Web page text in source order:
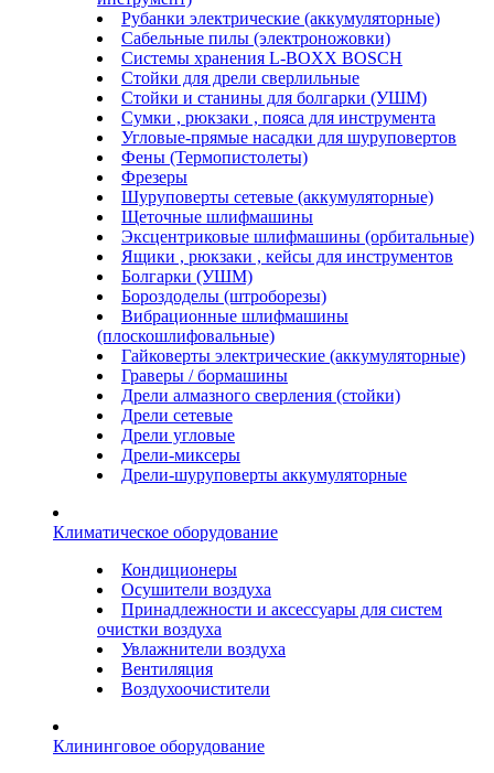
Рубанки электрические (аккумуляторные)
Сабельные пилы (электроножовки)
Системы хранения L-BOXX BOSCH
Стойки для дрели сверлильные
Стойки и станины для болгарки (УШМ)
Сумки , рюкзаки , пояса для инструмента
Угловые-прямые насадки для шуруповертов
Фены (Термопистолеты)
Фрезеры
Шуруповерты сетевые (аккумуляторные)
Щеточные шлифмашины
Эксцентриковые шлифмашины (орбитальные)
Ящики , рюкзаки , кейсы для инструментов
Болгарки (УШМ)
Бороздоделы (штроборезы)
Вибрационные шлифмашины
(плоскошлифовальные)
Гайковерты электрические (аккумуляторные)
Граверы / бормашины
Дрели алмазного сверления (стойки)
Дрели сетевые
Дрели угловые
Дрели-миксеры
Дрели-шуруповерты аккумуляторные
Климатическое оборудование
Кондиционеры
Осушители воздуха
Принадлежности и аксессуары для систем
очистки воздуха
Увлажнители воздуха
Вентиляция
Воздухоочистители
Клининговое оборудование